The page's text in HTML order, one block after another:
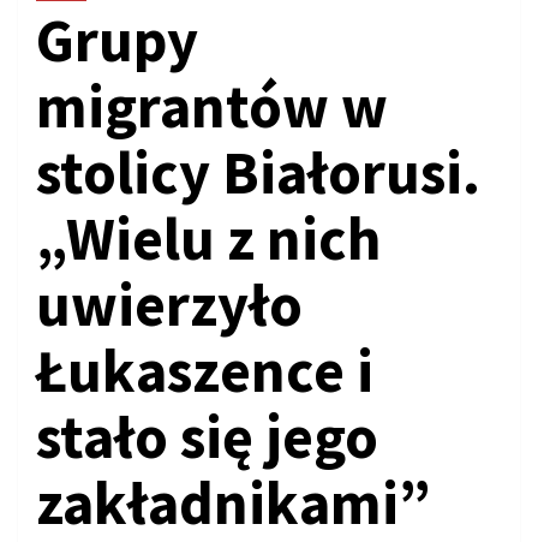
Grupy
migrantów w
stolicy Białorusi.
„Wielu z nich
uwierzyło
Łukaszence i
stało się jego
zakładnikami”